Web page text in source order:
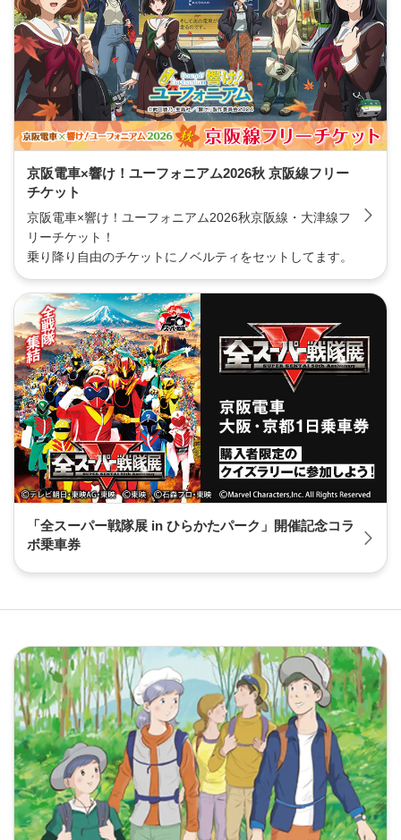
京阪電車×響け！ユーフォニアム2026秋 京阪線フリー
チケット
京阪電車×響け！ユーフォニアム2026秋京阪線・大津線フ
リーチケット！
乗り降り自由のチケットにノベルティをセットしてます。
「全スーパー戦隊展 in ひらかたパーク」開催記念コラ
ボ乗車券